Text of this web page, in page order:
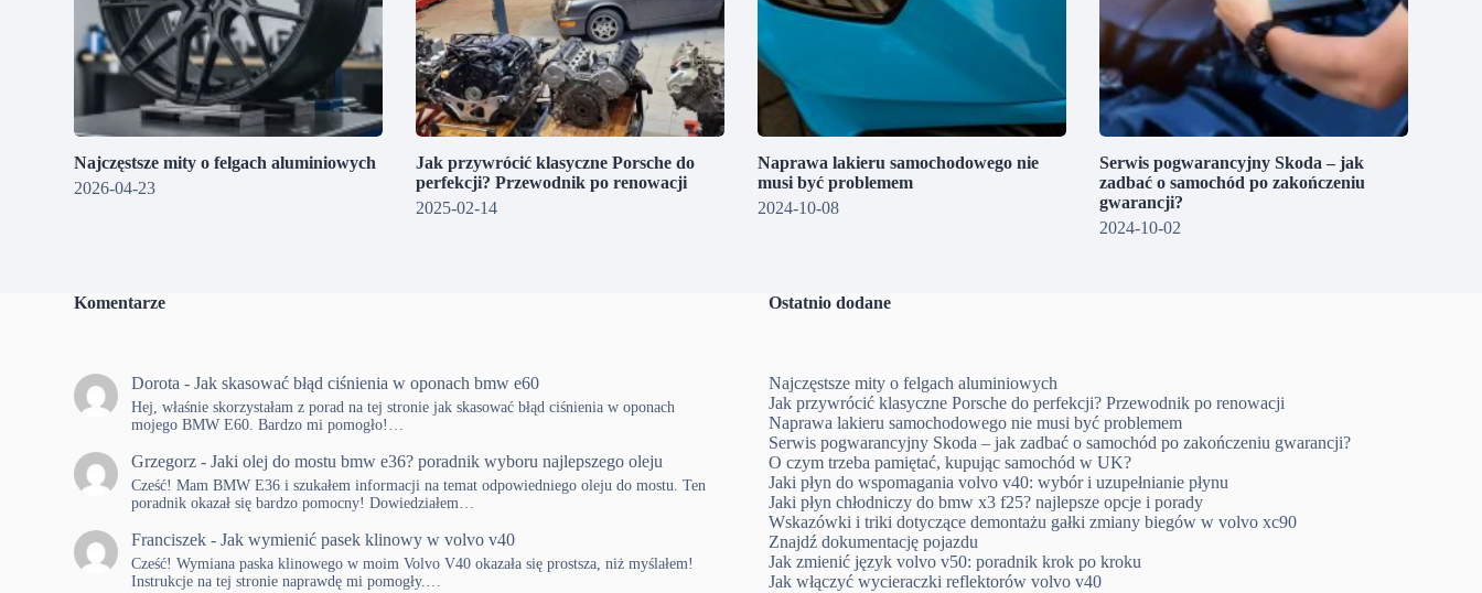
Najczęstsze mity o felgach aluminiowych
2026-04-23
Jak przywrócić klasyczne Porsche do
perfekcji? Przewodnik po renowacji
2025-02-14
Naprawa lakieru samochodowego nie
musi być problemem
2024-10-08
Serwis pogwarancyjny Skoda – jak
zadbać o samochód po zakończeniu
gwarancji?
2024-10-02
Komentarze
Dorota -Jak skasować błąd ciśnienia w oponach bmw e60
Hej, właśnie skorzystałam z porad na tej stronie jak skasować błąd ciśnienia w oponach
mojego BMW E60. Bardzo mi pomogło!…
Grzegorz -Jaki olej do mostu bmw e36? poradnik wyboru najlepszego oleju
Cześć! Mam BMW E36 i szukałem informacji na temat odpowiedniego oleju do mostu. Ten
poradnik okazał się bardzo pomocny! Dowiedziałem…
Franciszek -Jak wymienić pasek klinowy w volvo v40
Cześć! Wymiana paska klinowego w moim Volvo V40 okazała się prostsza, niż myślałem!
Instrukcje na tej stronie naprawdę mi pomogły.…
Ostatnio dodane
Najczęstsze mity o felgach aluminiowych
Jak przywrócić klasyczne Porsche do perfekcji? Przewodnik po renowacji
Naprawa lakieru samochodowego nie musi być problemem
Serwis pogwarancyjny Skoda – jak zadbać o samochód po zakończeniu gwarancji?
O czym trzeba pamiętać, kupując samochód w UK?
Jaki płyn do wspomagania volvo v40: wybór i uzupełnianie płynu
Jaki płyn chłodniczy do bmw x3 f25? najlepsze opcje i porady
Wskazówki i triki dotyczące demontażu gałki zmiany biegów w volvo xc90
Znajdź dokumentację pojazdu
Jak zmienić język volvo v50: poradnik krok po kroku
Jak włączyć wycieraczki reflektorów volvo v40